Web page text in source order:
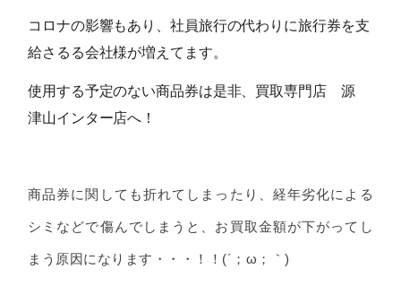
コロナの影響もあり、社員旅行の代わりに旅行券を支
給さるる会社様が増えてます。
使用する予定のない商品券は是非、買取専門店 源
津山インター店へ！
商品券に関しても折れてしまったり、経年劣化による
シミなどで傷んでしまうと、お買取金額が下がってし
まう原因になります・・・！！(´；ω；｀)